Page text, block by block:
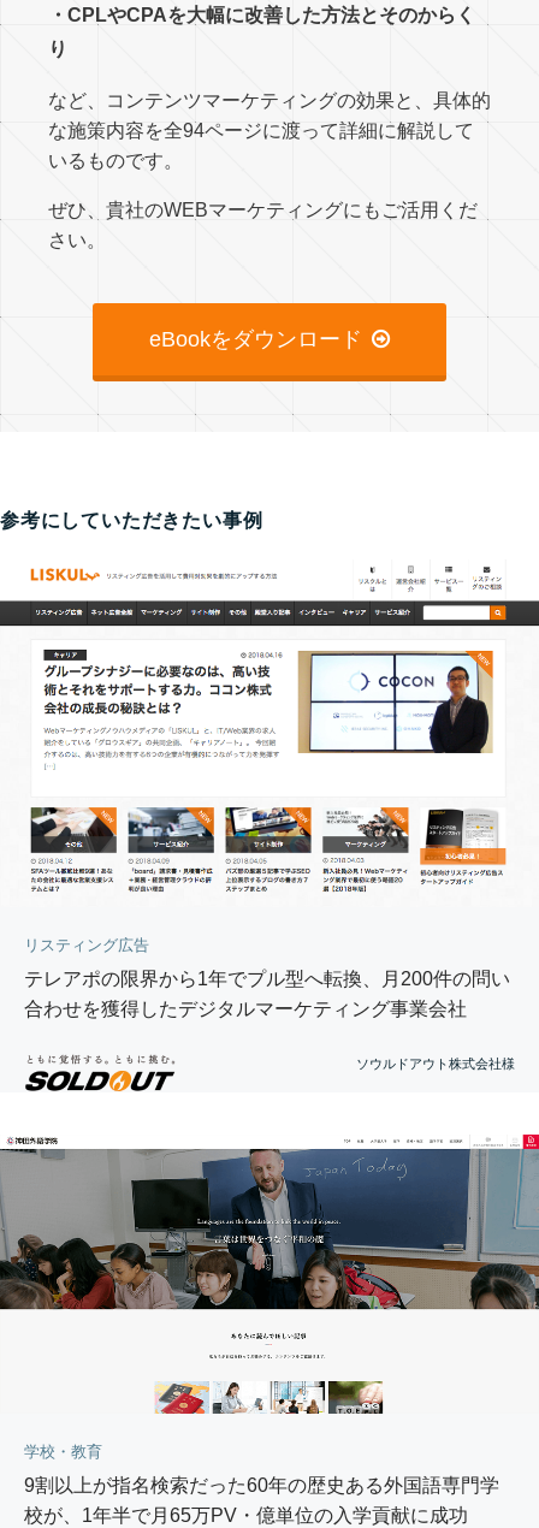
・CPLやCPAを大幅に改善した方法とそのからく
り
など、コンテンツマーケティングの効果と、具体的
な施策内容を全94ページに渡って詳細に解説して
いるものです。
ぜひ、貴社のWEBマーケティングにもご活用くだ
さい。
eBookをダウンロード
参考にしていただきたい事例
リスティング広告
テレアポの限界から1年でプル型へ転換、月200件の問い
合わせを獲得したデジタルマーケティング事業会社
ソウルドアウト株式会社様
学校・教育
9割以上が指名検索だった60年の歴史ある外国語専門学
校が、1年半で月65万PV・億単位の入学貢献に成功